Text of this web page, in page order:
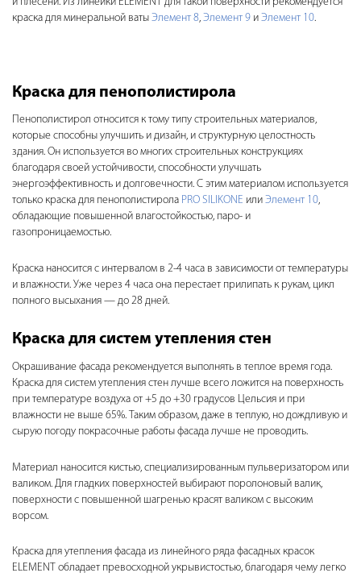
краска для минеральной ваты Элемент 8, Элемент 9 и Элемент 10.
Краска для пенополистирола
Пенополистирол относится к тому типу строительных материалов,
которые способны улучшить и дизайн, и структурную целостность
здания. Он используется во многих строительных конструкциях
благодаря своей устойчивости, способности улучшать
энергоэффективность и долговечности. С этим материалом используется
только краска для пенополистирола PRO SILIKONE или Элемент 10,
обладающие повышенной влагостойкостью, паро- и
газопроницаемостью.
Краска наносится с интервалом в 2-4 часа в зависимости от температуры
и влажности. Уже через 4 часа она перестает прилипать к рукам, цикл
полного высыхания — до 28 дней.
Краска для систем утепления стен
Окрашивание фасада рекомендуется выполнять в теплое время года.
Краска для систем утепления стен лучше всего ложится на поверхность
при температуре воздуха от +5 до +30 градусов Цельсия и при
влажности не выше 65%. Таким образом, даже в теплую, но дождливую и
сырую погоду покрасочные работы фасада лучше не проводить.
Материал наносится кистью, специализированным пульверизатором или
валиком. Для гладких поверхностей выбирают поролоновый валик,
поверхности с повышенной шагренью красят валиком с высоким
ворсом.
Краска для утепления фасада из линейного ряда фасадных красок
ELEMENT обладает превосходной укрывистостью, благодаря чему легко